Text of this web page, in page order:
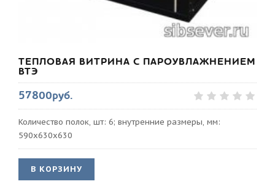
ТЕПЛОВАЯ ВИТРИНА С ПАРОУВЛАЖНЕНИЕМ
ВТЭ
57800руб.
Количество полок, шт: 6; внутренние размеры, мм:
590х630х630
В КОРЗИНУ